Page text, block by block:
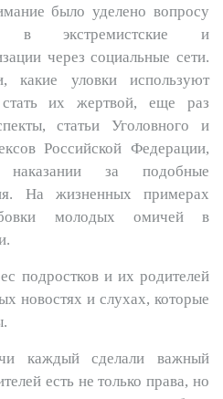
было уделено вопросу
в экстремистские и
через социальные сети.
какие уловки используют
их жертвой, еще раз
статьи Уголовного и
Российской Федерации,
за подобные
На жизненных примерах
молодых омичей в
подростков и их родителей
новостях и слухах, которые
каждый сделали важный
есть не только права, но